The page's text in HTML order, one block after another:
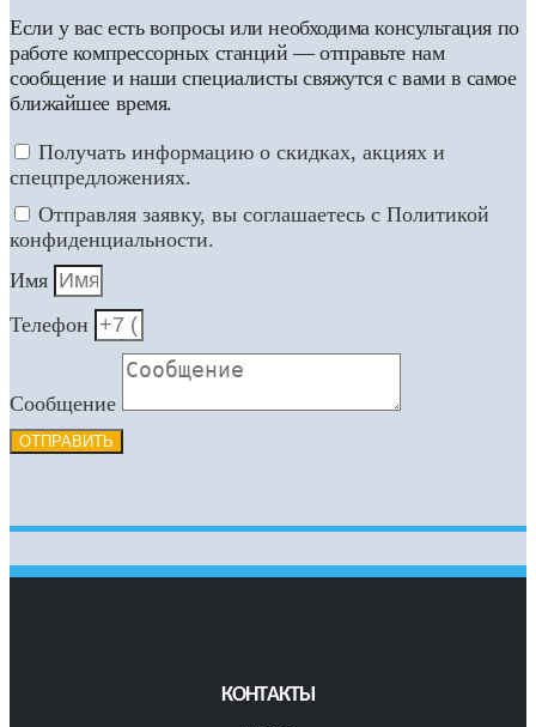
Если у вас есть вопросы или необходима консультация по
работе компрессорных станций — отправьте нам
сообщение и наши специалисты свяжутся с вами в самое
ближайшее время.
Получать информацию о скидках, акциях и
спецпредложениях.
Отправляя заявку, вы соглашаетесь с Политикой
конфиденциальности.
Имя
Телефон
Сообщение
ОТПРАВИТЬ
КОНТАКТЫ